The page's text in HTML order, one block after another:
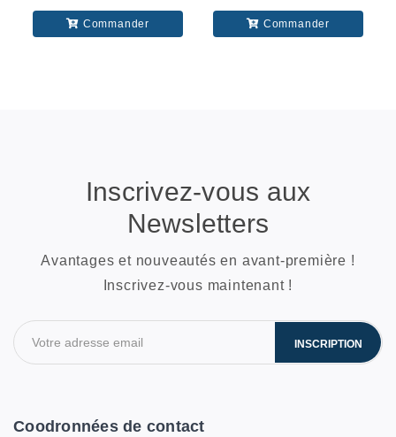
Commander Commander
Inscrivez-vous aux
Newsletters
Avantages et nouveautés en avant-première !
Inscrivez-vous maintenant !
INSCRIPTION
Coodronnées de contact